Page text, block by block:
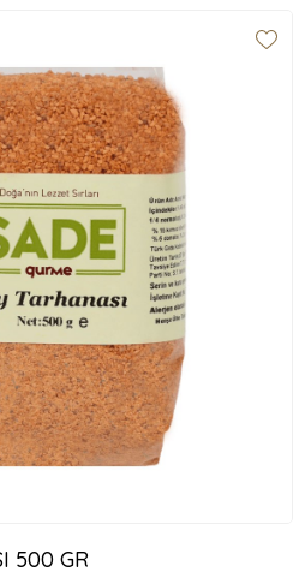
500 GR